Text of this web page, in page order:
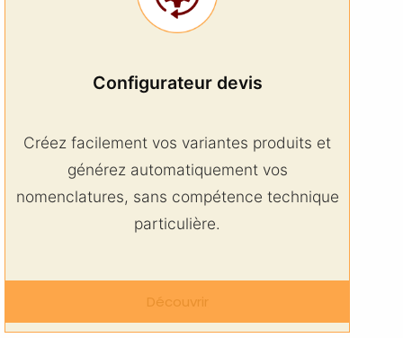
Configurateur devis
Créez facilement vos variantes produits et
générez automatiquement vos
nomenclatures, sans compétence technique
particulière.
Découvrir